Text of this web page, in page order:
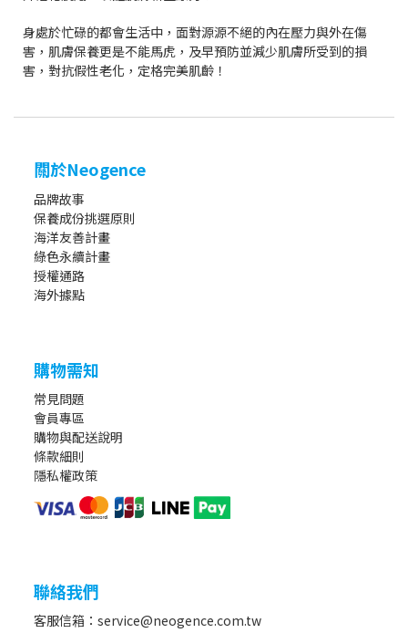
身處於忙碌的都會生活中，面對源源不絕的內在壓力與外在傷
害，肌膚保養更是不能馬虎，及早預防並減少肌膚所受到的損
害，對抗假性老化，定格完美肌齡！
關於Neogence
品牌故事
保養成份挑選原則
海洋友善計畫
綠色永續計畫
授權通路
海外據點
購物需知
常見問題
會員專區
購物與配送說明
條款細則
隱私權政策
聯絡我們
客服信箱：service@neogence.com.tw